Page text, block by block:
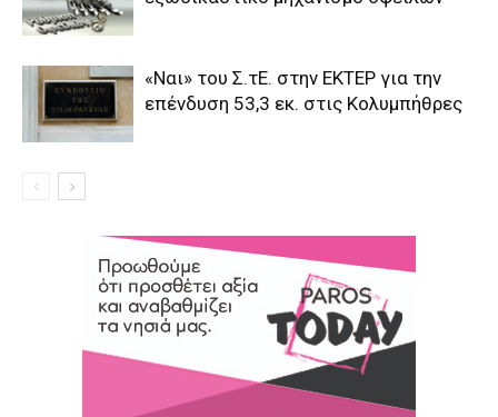
«Ναι» του Σ.τΕ. στην ΕΚΤΕΡ για την
επένδυση 53,3 εκ. στις Κολυμπήθρες